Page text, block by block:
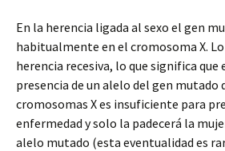
En la herencia ligada al sexo el gen
habitualmente en el cromosoma X.
herencia recesiva, lo que significa que
presencia de un alelo del gen mutado
cromosomas X es insuficiente para
enfermedad y solo la padecerá la
alelo mutado (esta eventualidad es